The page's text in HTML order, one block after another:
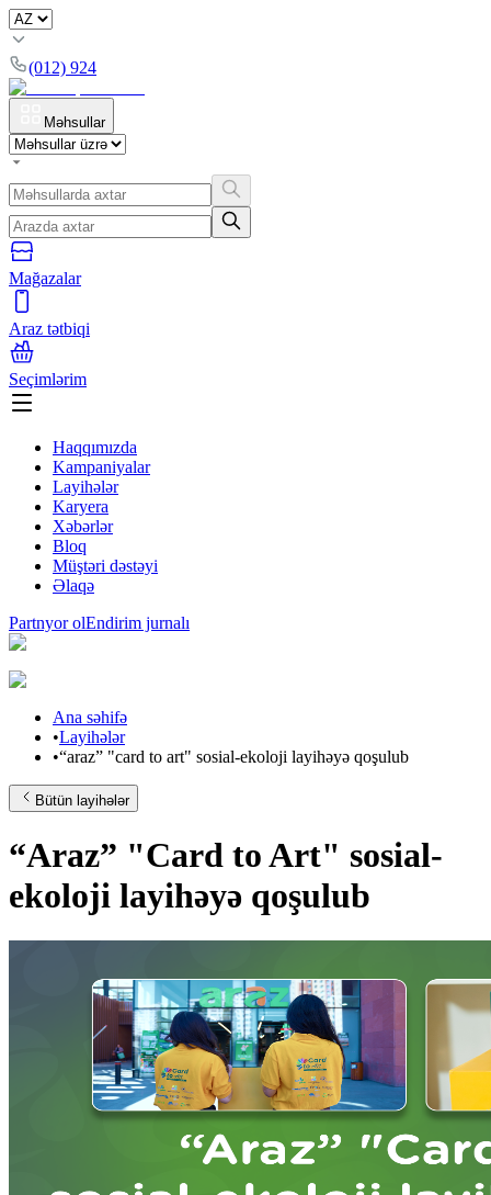
(012) 924
Məhsullar
Mağazalar
Araz tətbiqi
Seçimlərim
Haqqımızda
Kampaniyalar
Layihələr
Karyera
Xəbərlər
Bloq
Müştəri dəstəyi
Əlaqə
Partnyor olEndirim jurnalı
Ana səhifə
•Layihələr
•“araz” "card to art" sosial-ekoloji layihəyə qoşulub
Bütün layihələr
“Araz” "Card to Art" sosial-
ekoloji layihəyə qoşulub